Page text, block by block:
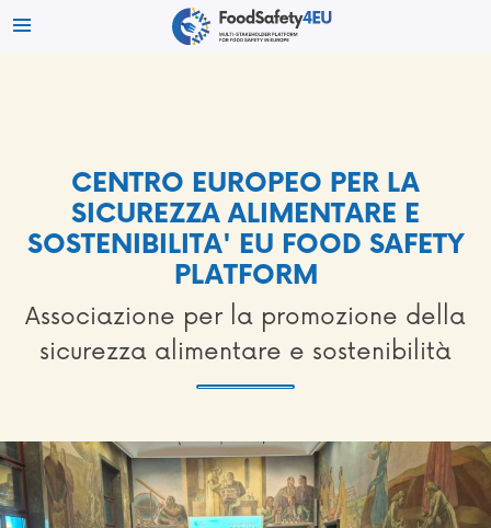
CENTRO EUROPEO PER LA
SICUREZZA ALIMENTARE E
SOSTENIBILITA' EU FOOD SAFETY
PLATFORM
Associazione per la promozione della
sicurezza alimentare e sostenibilità